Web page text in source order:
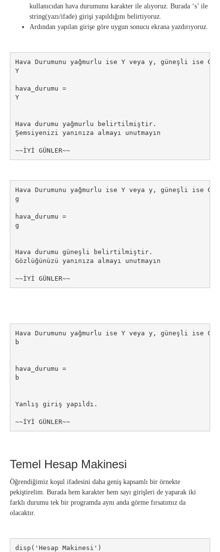
kullanıcıdan hava durumunu karakter ile alıyoruz. Burada ‘s’ ile
string(yazı/ifade) girişi yapıldığını belirtiyoruz.
Ardından yapılan girişe göre uygun sonucu ekrana yazdırıyoruz.
Hava Durumunu yağmurlu ise Y veya y, güneşli ise
Y
hava_durumu =
Y
Hava durumu yağmurlu belirtilmiştir.
Şemsiyenizi yanınıza almayı unutmayın
~~İYİ GÜNLER~~
Hava Durumunu yağmurlu ise Y veya y, güneşli ise
g
hava_durumu =
g
Hava durumu güneşli belirtilmiştir.
Gözlüğünüzü yanınıza almayı unutmayın
~~İYİ GÜNLER~~
Hava Durumunu yağmurlu ise Y veya y, güneşli ise
b
hava_durumu =
b
Yanlış giriş yapıldı.
~~İYİ GÜNLER~~
Temel Hesap Makinesi
Öğrendiğimiz koşul ifadesini daha geniş kapsamlı bir örnekte
pekiştirelim. Burada hem karakter hem sayı girişleri de yaparak iki
farklı durumu tek bir programda aynı anda görme fırsatımız da
olacaktır.
disp('Hesap Makinesi')